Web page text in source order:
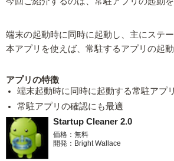
端末の起動時に同時に起動し、主にステ
本アプリを使えば、常駐するアプリの起
アプリの特徴
端末起動時に同時に起動する常駐アプ
常駐アプリの確認にも最適
Startup Cleaner 2.0
価格：無料
開発：Bright Wallace